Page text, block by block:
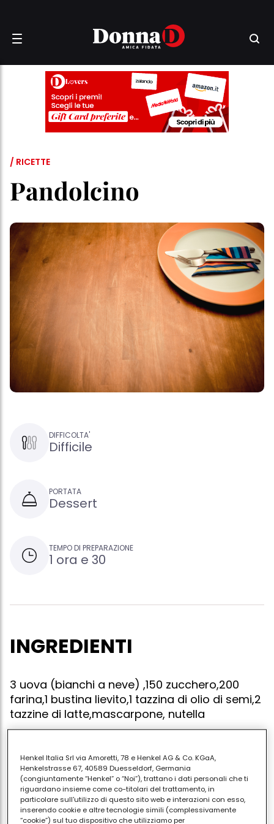
/ RICETTE
Pandolcino
DIFFICOLTA'
Difficile
PORTATA
Dessert
TEMPO DI PREPARAZIONE
1 ora e 30
INGREDIENTI
3 uova (bianchi a neve) ,150 zucchero,200
farina,1 bustina lievito,1 tazzina di olio di semi,2
tazzine di latte,mascarpone, nutella
Monti le 3 uova (bianchi a neve) aggiungi lo
zucchero e la farina1 bustina lievito e 1 tazzina di olio
di semi con 2 tazzine di latte. fai cuocere per 40
minuti a 175° quando è fredda la tagli a metà e ci
Henkel Italia Srl via Amoretti, 78 e Henkel AG & Co. KGaA,
Henkelstrasse 67, 40589 Duesseldorf, Germania
(congiuntamente “Henkel” o “Noi”), trattano i dati personali che ti
riguardano insieme come co-titolari del trattamento, in
particolare sull'utilizzo di questo sito web e interazioni con esso,
inserendo cookie e altre tecnologie simili (complessivamente
“cookie”) sul tuo dispositivo che utilizziamo per